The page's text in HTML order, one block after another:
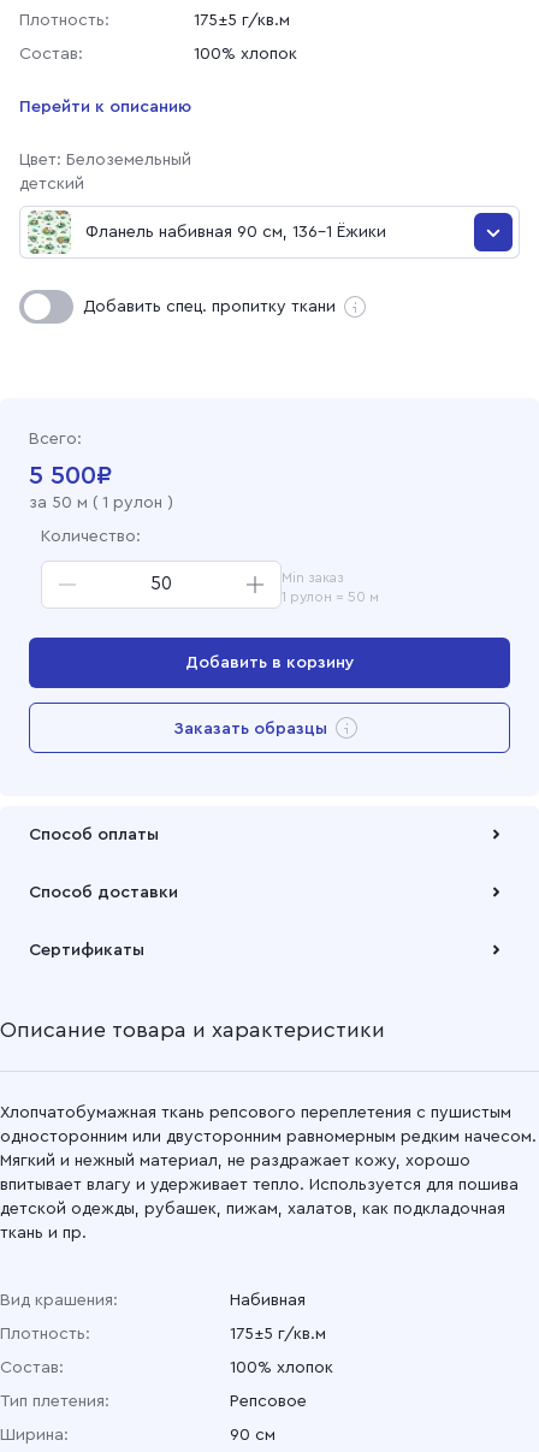
Плотность:
175±5 г/кв.м
Состав:
100% хлопок
Перейти к описанию
Цвет: Белоземельный
детский
Фланель набивная 90 см, 136-1 Ёжики
Фланель набивная 90 см, 136-1 Ёжики
Добавить спец. пропитку ткани
Всего:
5 500₽
за 50 м ( 1 рулон )
Количество:
Min заказ
1 рулон = 50 м
Добавить в корзину
Перейти в корзину
Заказать образцы
Способ оплаты
Способ доставки
наших складов или через транспортную компанию на Ваш
Подробнее
Сертификаты
Описание товара и характеристики
Хлопчатобумажная ткань репсового переплетения с пушистым
односторонним или двусторонним равномерным редким начесом.
Мягкий и нежный материал, не раздражает кожу, хорошо
впитывает влагу и удерживает тепло. Используется для пошива
детской одежды, рубашек, пижам, халатов, как подкладочная
ткань и пр.
Вид крашения:
Набивная
Плотность:
175±5 г/кв.м
Состав:
100% хлопок
Тип плетения:
Репсовое
Ширина:
90 см